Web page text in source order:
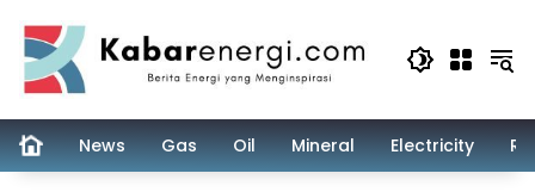
content
News Gas Oil Mineral Electricity